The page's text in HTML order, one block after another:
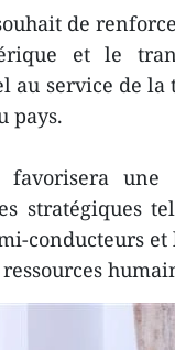
de
et le
au service de
pays.
une
stratégiques
conducteurs